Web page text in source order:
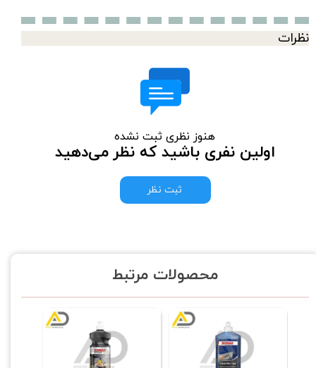
نظرات
هنوز نظری ثبت نشده
اولین نفری باشید که نظر می‌دهید
ثبت نظر
محصولات مرتبط